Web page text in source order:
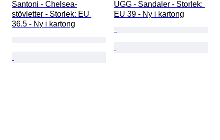
Santoni - Chelsea-
stövletter - Storlek: EU
36.5 - Ny i kartong
UGG - Sandaler - Storlek:
EU 39 - Ny i kartong